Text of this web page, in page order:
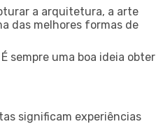
a arquitetura, a arte
das melhores formas de
sempre uma boa ideia obter
significam experiências